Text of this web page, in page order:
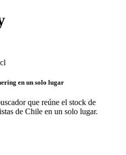
en un solo lugar
que reúne el stock de
de Chile en un solo lugar.